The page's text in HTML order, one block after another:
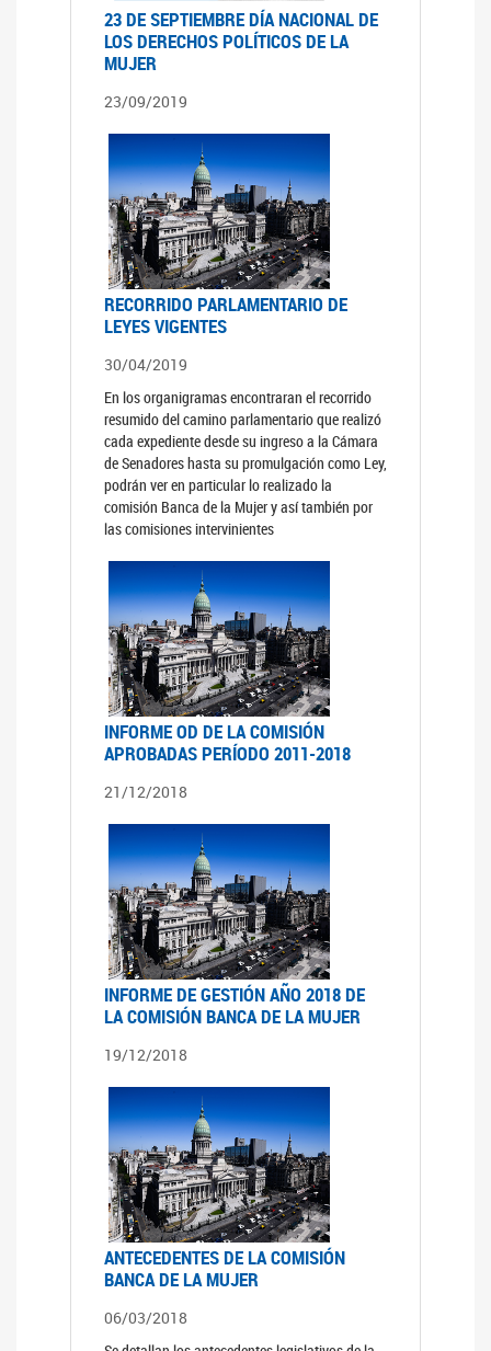
23 DE SEPTIEMBRE DÍA NACIONAL DE
LOS DERECHOS POLÍTICOS DE LA
MUJER
23/09/2019
RECORRIDO PARLAMENTARIO DE
LEYES VIGENTES
30/04/2019
En los organigramas encontraran el recorrido
resumido del camino parlamentario que realizó
cada expediente desde su ingreso a la Cámara
de Senadores hasta su promulgación como Ley,
podrán ver en particular lo realizado la
comisión Banca de la Mujer y así también por
las comisiones intervinientes
INFORME OD DE LA COMISIÓN
APROBADAS PERÍODO 2011-2018
21/12/2018
INFORME DE GESTIÓN AÑO 2018 DE
LA COMISIÓN BANCA DE LA MUJER
19/12/2018
ANTECEDENTES DE LA COMISIÓN
BANCA DE LA MUJER
06/03/2018